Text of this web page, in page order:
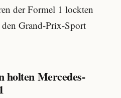
der Formel 1 lockten
Grand-Prix-Sport
holten Mercedes-